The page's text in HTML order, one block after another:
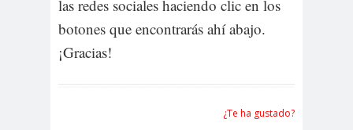
las redes sociales haciendo clic en los
botones que encontrarás ahí abajo.
¡Gracias!
¿Te ha gustado?